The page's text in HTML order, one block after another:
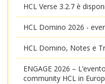
HCL Verse 3.2.7 è
HCL Domino 2026 -
HCL Domino, Notes e
ENGAGE 2026 –
community HCL in